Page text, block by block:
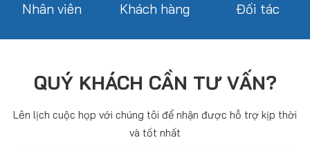
Nhân viên Khách hàng Đối tác
QUÝ KHÁCH CẦN TƯ VẤN?
Lên lịch cuộc họp với chúng tôi để nhận được hỗ trợ kịp thời
và tốt nhất